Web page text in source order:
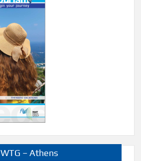
WTG – Athens